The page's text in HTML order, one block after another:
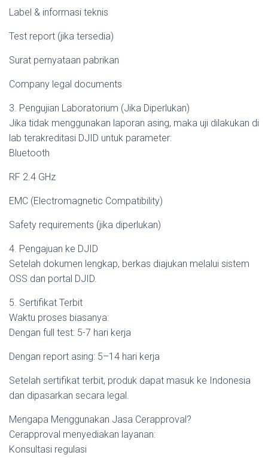
Label & informasi teknis
Test report (jika tersedia)
Surat pernyataan pabrikan
Company legal documents
3. Pengujian Laboratorium (Jika Diperlukan)
Jika tidak menggunakan laporan asing, maka uji dilakukan di
lab terakreditasi DJID untuk parameter:
Bluetooth
RF 2.4 GHz
EMC (Electromagnetic Compatibility)
Safety requirements (jika diperlukan)
4. Pengajuan ke DJID
Setelah dokumen lengkap, berkas diajukan melalui sistem
OSS dan portal DJID.
5. Sertifikat Terbit
Waktu proses biasanya:
Dengan full test: 5-7 hari kerja
Dengan report asing: 5–14 hari kerja
Setelah sertifikat terbit, produk dapat masuk ke Indonesia
dan dipasarkan secara legal.
Mengapa Menggunakan Jasa Cerapproval?
Cerapproval menyediakan layanan:
Konsultasi regulasi